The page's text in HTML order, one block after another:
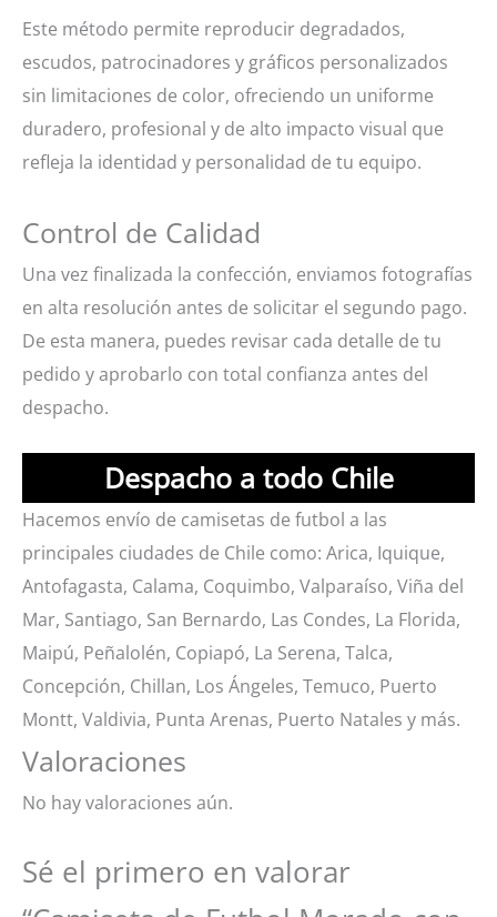
Este método permite reproducir degradados,
escudos, patrocinadores y gráficos personalizados
sin limitaciones de color, ofreciendo un uniforme
duradero, profesional y de alto impacto visual que
refleja la identidad y personalidad de tu equipo.
Control de Calidad
Una vez finalizada la confección, enviamos fotografías
en alta resolución antes de solicitar el segundo pago.
De esta manera, puedes revisar cada detalle de tu
pedido y aprobarlo con total confianza antes del
despacho.
Despacho a todo Chile
Hacemos envío de camisetas de futbol a las
principales ciudades de Chile como: Arica, Iquique,
Antofagasta, Calama, Coquimbo, Valparaíso, Viña del
Mar, Santiago, San Bernardo, Las Condes, La Florida,
Maipú, Peñalolén, Copiapó, La Serena, Talca,
Concepción, Chillan, Los Ángeles, Temuco, Puerto
Montt, Valdivia, Punta Arenas, Puerto Natales y más.
Valoraciones
No hay valoraciones aún.
Sé el primero en valorar